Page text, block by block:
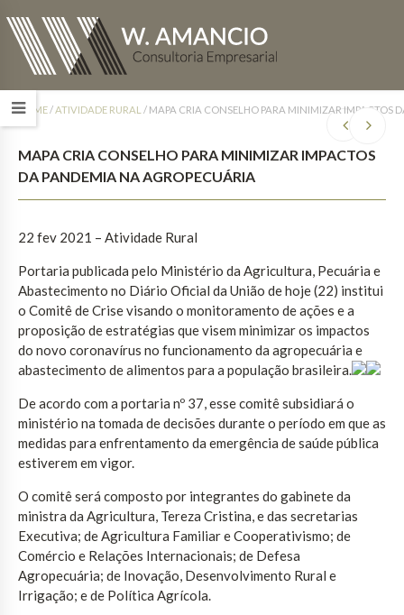
HOME/ATIVIDADE RURAL / MAPA CRIA CONSELHO PARA MINIMIZAR IMPACTOS
MAPA CRIA CONSELHO PARA MINIMIZAR IMPACTOS
DA PANDEMIA NA AGROPECUÁRIA
22 fev 2021 – Atividade Rural
Portaria publicada pelo Ministério da Agricultura, Pecuária e
Abastecimento no Diário Oficial da União de hoje (22) institui
o Comitê de Crise visando o monitoramento de ações e a
proposição de estratégias que visem minimizar os impactos
do novo coronavírus no funcionamento da agropecuária e
abastecimento de alimentos para a população brasileira.
De acordo com a portaria nº 37, esse comitê subsidiará o
ministério na tomada de decisões durante o período em que as
medidas para enfrentamento da emergência de saúde pública
estiverem em vigor.
O comitê será composto por integrantes do gabinete da
ministra da Agricultura, Tereza Cristina, e das secretarias
Executiva; de Agricultura Familiar e Cooperativismo; de
Comércio e Relações Internacionais; de Defesa
Agropecuária; de Inovação, Desenvolvimento Rural e
Irrigação; e de Política Agrícola.